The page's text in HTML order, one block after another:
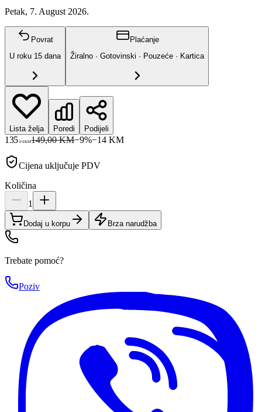
Petak, 7. August 2026.
Povrat
U roku 15 dana
Plaćanje
Žiralno · Gotovinski · Pouzeće · Kartica
Lista želja Poredi Podijeli
135 00KM149,00 KM−9%−14 KM
Cijena uključuje PDV
Količina
1
Dodaj u korpu Brza narudžba
Trebate pomoć?
Poziv